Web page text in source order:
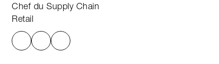
Chef du Supply Chain
Retail